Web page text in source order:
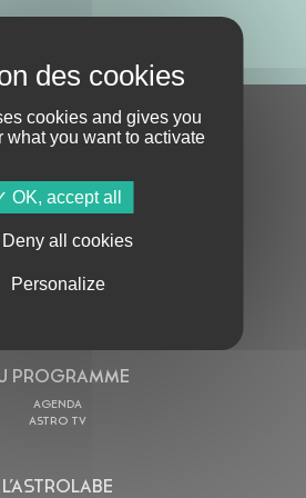
À LA NEWSLETTER
PROGRAMME
AGENDA
ASTRO TV
L’ASTROLABE
cookies and gives you
what you want to activate
OK, accept all
Deny all cookies
Personalize